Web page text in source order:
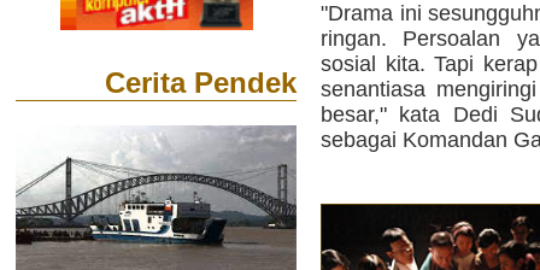
Cerita Pendek
"Drama ini
ringan. Persoalan
sosial kita. Tapi
senantiasa
besar," kata Dedi
sebagai Komandan